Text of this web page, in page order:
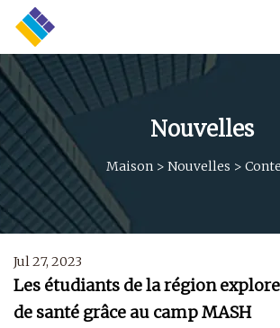
Nouvelles
Maison > Nouvelles >
Jul 27, 2023
Les étudiants de la région
de santé grâce au camp MASH